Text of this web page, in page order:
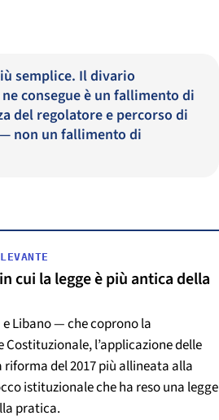
semplice. Il divario
consegue è un fallimento di
del regolatore e percorso di
non un fallimento di
cui la legge è più antica della
Libano — che coprono la
l’applicazione delle
del 2017 più allineata alla
istituzionale che ha reso una legge
pratica.